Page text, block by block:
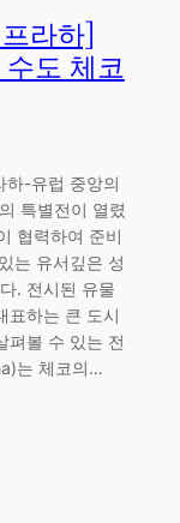
라하]
도 체코
하-유럽 중앙의
특별전이 열렸
협력하여 준비
는 유서깊은 성
. 전시된 유물
표하는 큰 도시
펴볼 수 있는 전
는 체코의…